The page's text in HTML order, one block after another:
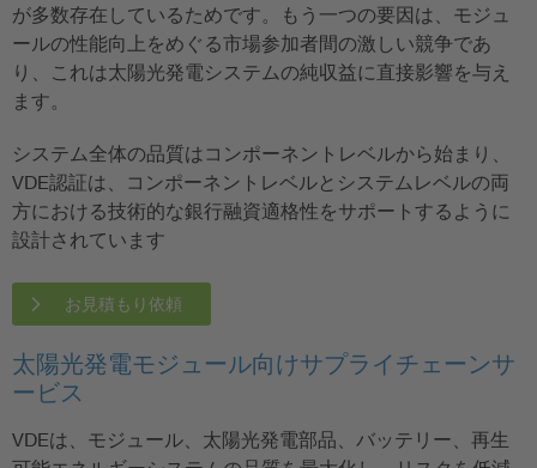
が多数存在しているためです。もう一つの要因は、モジュ
ールの性能向上をめぐる市場参加者間の激しい競争であ
り、これは太陽光発電システムの純収益に直接影響を与え
ます。
システム全体の品質はコンポーネントレベルから始まり、
VDE認証は、コンポーネントレベルとシステムレベルの両
方における技術的な銀行融資適格性をサポートするように
設計されています
お見積もり依頼
太陽光発電モジュール向けサプライチェーンサ
ービス
VDEは、モジュール、太陽光発電部品、バッテリー、再生